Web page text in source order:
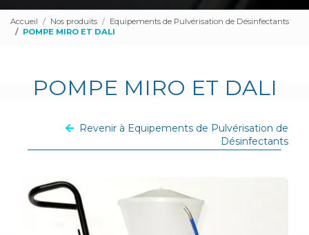
Accueil Nos produits
Equipements de Pulvérisation de Désinfectants
POMPE MIRO ET DALI
POMPE MIRO ET DALI
Revenir à Equipements de Pulvérisation de
Désinfectants